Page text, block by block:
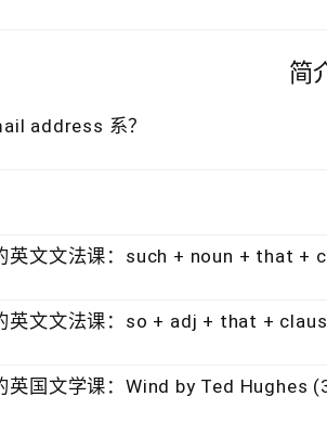
简
address 系？
英文文法课：such + noun + that +
英文文法课：so + adj + that +
英国文学课：Wind by Ted Hughes